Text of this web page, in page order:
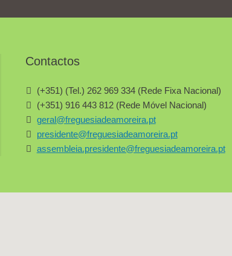
Contactos
(+351) (Tel.) 262 969 334 (Rede Fixa Nacional)
(+351) 916 443 812 (Rede Móvel Nacional)
geral@freguesiadeamoreira.pt
presidente@freguesiadeamoreira.pt
assembleia.presidente@freguesiadeamoreira.pt